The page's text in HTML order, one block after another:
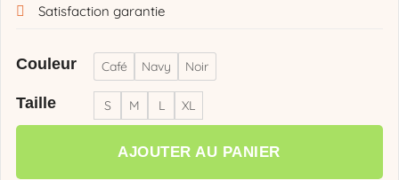
Satisfaction garantie
Couleur Café Navy Noir
Taille S M L XL
AJOUTER AU PANIER